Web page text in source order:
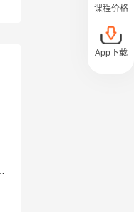
课程价格
App下载